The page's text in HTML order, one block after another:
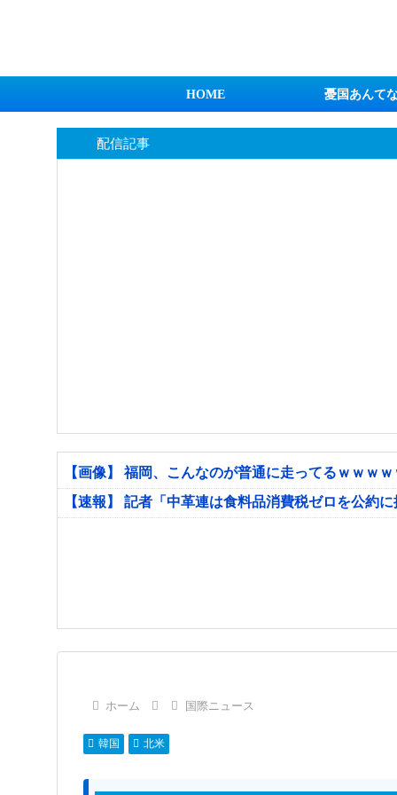
HOME 憂国あんて
配信記事
【画像】 福岡、こんなのが普通に走ってるｗｗｗ
【速報】 記者「中革連は食料品消費税ゼロを公約
ホーム 国際ニュース
韓国 北米